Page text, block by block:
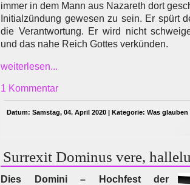
immer in dem Mann aus Nazareth dort
Initialzündung gewesen zu sein. Er spürt
die Verantwortung. Er wird nicht
und das nahe Reich Gottes verkünden.
weiterlesen...
1 Kommentar
Datum: Samstag, 04. April 2020 | Kategorie: Was glauben
Surrexit Dominus vere,
Dies Domini – Hochfest der